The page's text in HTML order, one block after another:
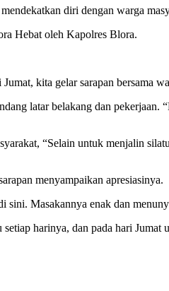
diri dengan warga
Hebat oleh Kapolres Blora.
kita gelar sarapan bersama
latar belakang dan
“Selain untuk menjalin
menyampaikan apresiasinya.
sini. Masakannya enak dan
harinya, dan pada hari